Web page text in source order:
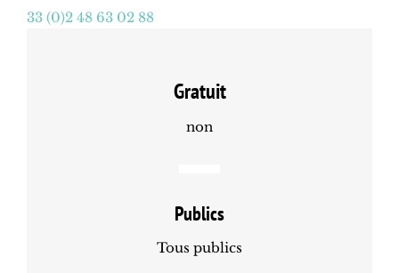
33 (0)2 48 63 02 88
Gratuit
non
Publics
Tous publics